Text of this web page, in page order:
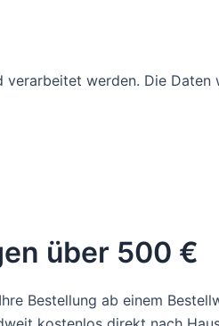
werden. Die Daten
über 500 €
Bestellung ab einem